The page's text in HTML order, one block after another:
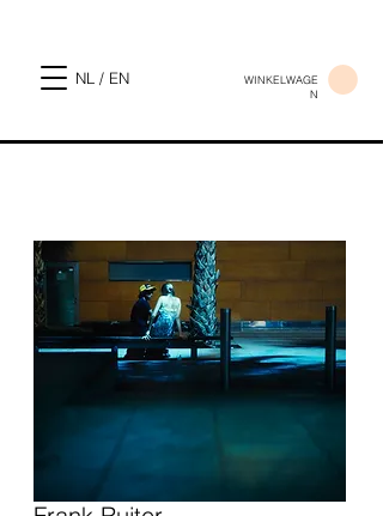
WINKELWAGE
N
NL / EN